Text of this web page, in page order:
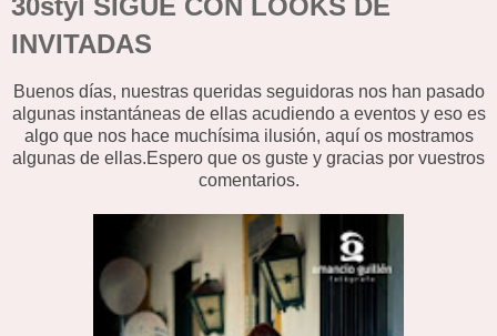
30styl SIGUE CON LOOKS DE
INVITADAS
Buenos días, nuestras queridas seguidoras nos han pasado
algunas instantáneas de ellas acudiendo a eventos y eso es
algo que nos hace muchísima ilusión, aquí os mostramos
algunas de ellas.Espero que os guste y gracias por vuestros
comentarios.